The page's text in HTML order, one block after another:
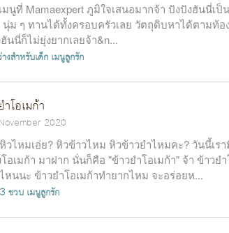
นูที่ Mamaexpert ภูมิใจเสนอมากจ้า ปังปังฮันนี่เป็น
ม ๆ ทานได้ทั้งครอบครัวเลย วัตถุดิบหาได้ตามท้อ
นนี่ก็ไม่ยุ่งยากเลยจ้า&n...
งสำหรับเด็ก เมนูลูกรัก
โอเมก้า
2020
ไหมเอ่ย? หิวข้าวไหม หิวข้าวยำไหมคะ? วันนี้เร
โอเมก้า มาฝาก นั่นก็คือ "ข้าวยำโอเมก้า" จ้า ข้าวย
นนะ ข้าวยำโอเมก้าทำยากไหม จะอร่อยห...
ขวบ เมนูลูกรัก